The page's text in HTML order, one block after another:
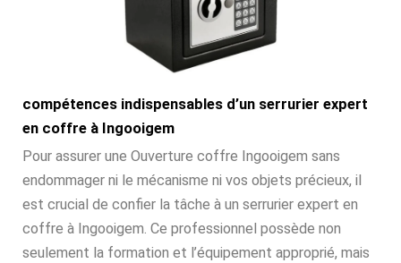
compétences indispensables d’un serrurier expert
en coffre à Ingooigem
Pour assurer une Ouverture coffre Ingooigem sans
endommager ni le mécanisme ni vos objets précieux, il
est crucial de confier la tâche à un serrurier expert en
coffre à Ingooigem. Ce professionnel possède non
seulement la formation et l’équipement approprié, mais